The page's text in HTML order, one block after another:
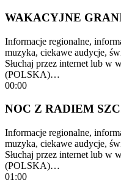
WAKACYJNE
Informacje regionalne,
muzyka, ciekawe audycje,
Słuchaj przez internet lub w
(POLSKA)…
00:00
NOC Z RADIEM
Informacje regionalne,
muzyka, ciekawe audycje,
Słuchaj przez internet lub w
(POLSKA)…
01:00